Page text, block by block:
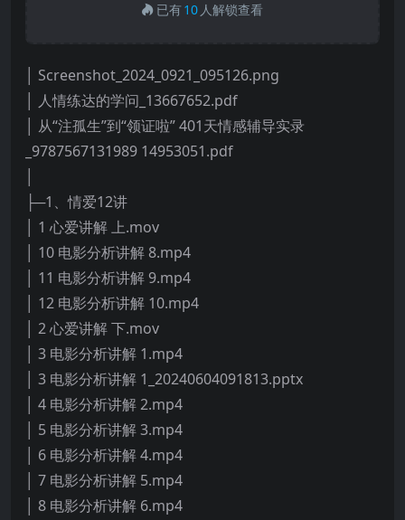
已有10 人解锁查看
│ Screenshot_2024_0921_095126.png
│ 人情练达的学问_13667652.pdf
│ 从“注孤生”到“领证啦” 401天情感辅导实录
_9787567131989 14953051.pdf
├─1、情爱12讲
│ 1 心爱讲解 上.mov
│ 10 电影分析讲解 8.mp4
│ 11 电影分析讲解 9.mp4
│ 12 电影分析讲解 10.mp4
│ 2 心爱讲解 下.mov
│ 3 电影分析讲解 1.mp4
│ 3 电影分析讲解 1_20240604091813.pptx
│ 4 电影分析讲解 2.mp4
│ 5 电影分析讲解 3.mp4
│ 6 电影分析讲解 4.mp4
│ 7 电影分析讲解 5.mp4
│ 8 电影分析讲解 6.mp4